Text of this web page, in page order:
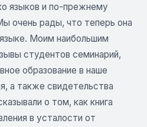
языков и по-прежнему
очень рады, что теперь она
Моим наибольшим
студентов семинарий,
образование в наше
а также свидетельства
о том, как книга
в усталости от